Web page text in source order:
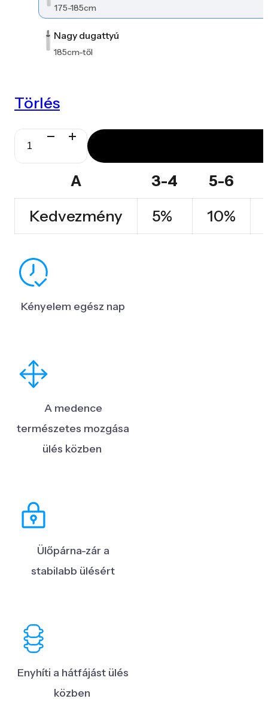
175-185cm
Nagy dugattyú
185cm-től
Törlés
Spinergo
Business
mennyiség
A 3-4
5-6
Kedvezmény
5% 10%
Kényelem egész nap
A medence
természetes mozgása
ülés közben
Ülőpárna-zár a
stabilabb ülésért
Enyhíti a hátfájást ülés
közben